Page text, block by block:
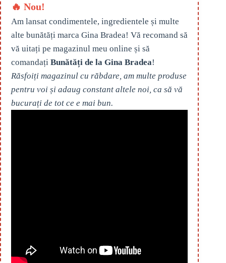
🔥 Nou!
Am lansat condimentele, ingredientele și multe
alte bunătăți marca Gina Bradea! Vă recomand să
vă uitați pe magazinul meu online și să
comandați Bunătăți de la Gina Bradea!
Răsfoiți magazinul cu răbdare, am multe produse
pentru voi și adaug constant altele noi, ca să vă
bucurați de tot ce e mai bun.